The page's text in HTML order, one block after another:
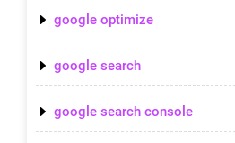
google optimize
google search
google search console